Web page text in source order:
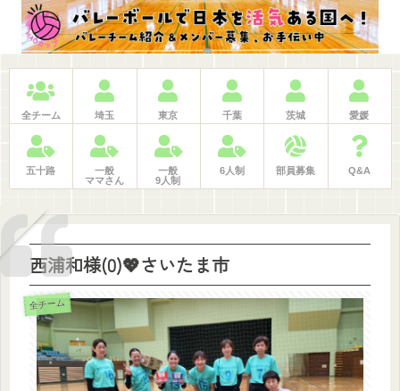
全チーム 埼玉 東京 千葉 茨城 愛媛
五十路
一般
ママさん
一般
9人制
6人制 部員募集 Q&A
西浦和様(0)💖さいたま市
全チーム
ホーム 日程・申込 大会記録 LINE問合せ BLOG 検索 仕事紹介